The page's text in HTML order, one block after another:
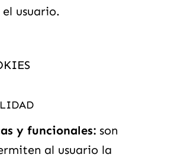
usuario.
y funcionales: son
al usuario la